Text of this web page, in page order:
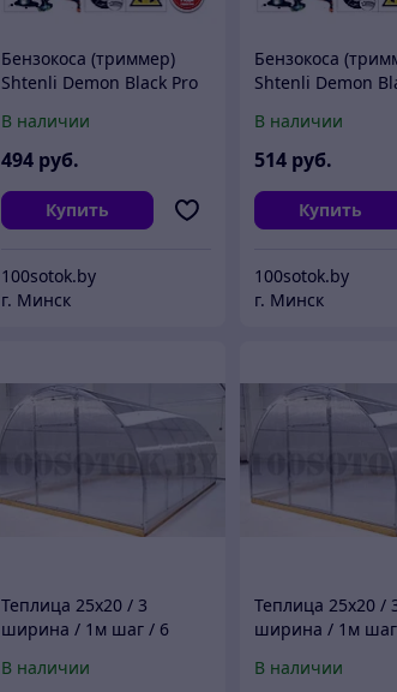
Бензокоса (триммер)
Shtenli Demon Black Pro
В наличии
494 руб.
Купить
100sotok.by
г. Минск
Бензокоса
Shtenli Demon
В наличии
514 руб.
Купить
100sotok.by
г. Минск
Теплица 25х20 / 3
ширина / 1м шаг / 6
В наличии
Теплица 25х20 /
ширина / 1м
В наличии